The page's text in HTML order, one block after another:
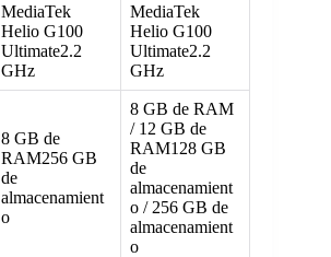
MediaTek
Helio G100
Ultimate2.2
GHz
MediaTek
Helio G100
Ultimate2.2
GHz
8 GB de
RAM256 GB
de
almacenamient
o
8 GB de RAM
/ 12 GB de
RAM128 GB
de
almacenamient
o / 256 GB de
almacenamient
o